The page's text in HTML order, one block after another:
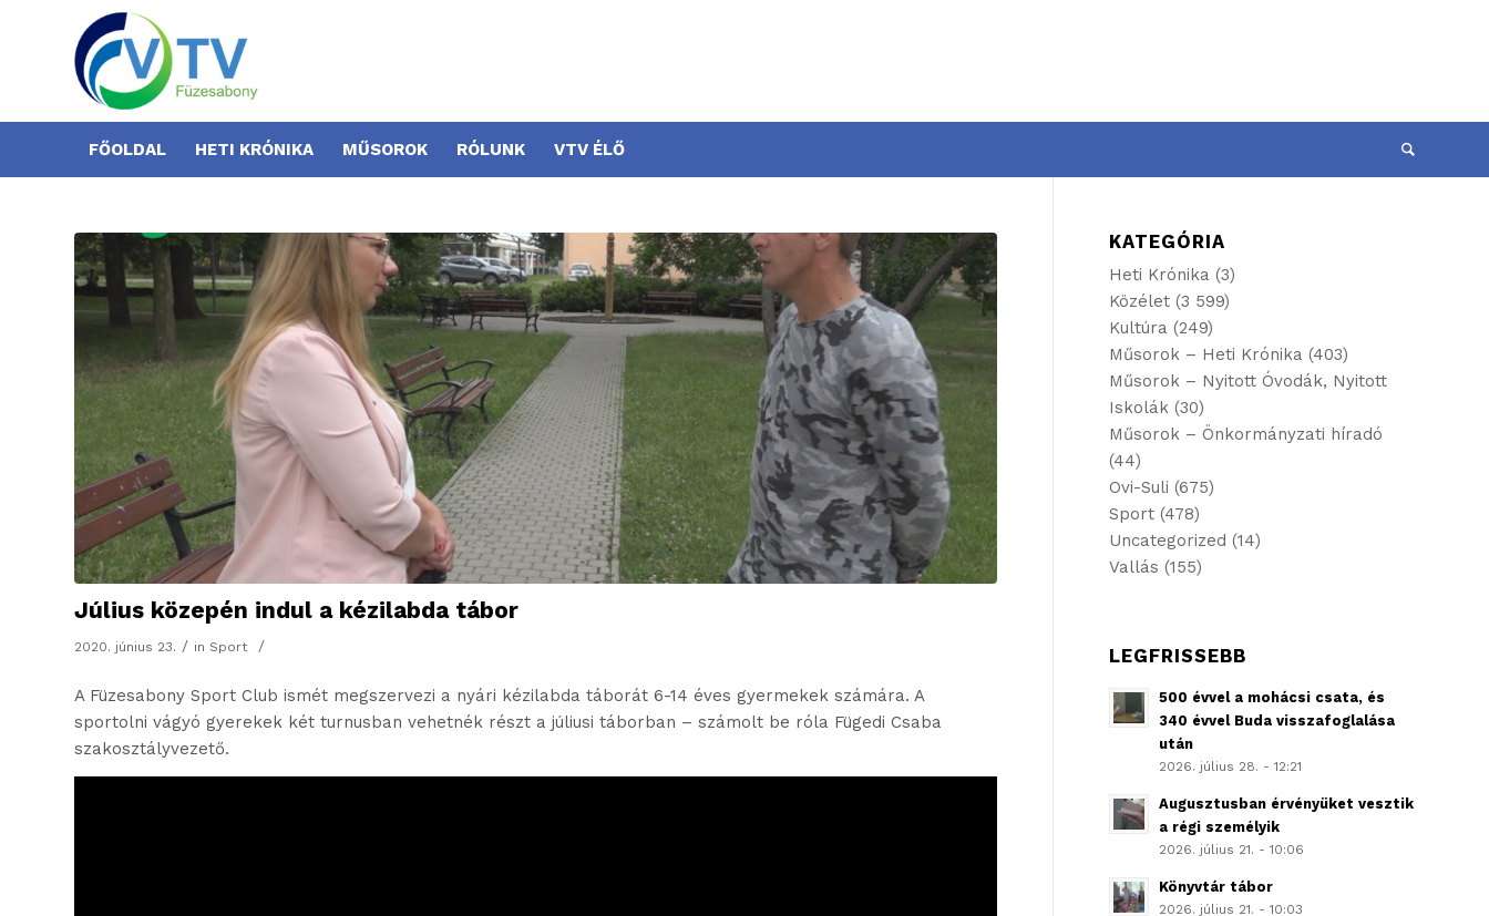
FŐOLDAL HETI KRÓNIKA MŰSOROK RÓLUNK VTV ÉLŐ
Július közepén indul a kézilabda tábor
2020. június 23. / in Sport /
A Füzesabony Sport Club ismét megszervezi a nyári kézilabda táborát 6-14 éves gyermekek számára. A
sportolni vágyó gyerekek két turnusban vehetnék részt a júliusi táborban – számolt be róla Fügedi Csaba
szakosztályvezető.
KATEGÓRIA
Heti Krónika (3)
Közélet (3 599)
Kultúra (249)
Műsorok – Heti Krónika (403)
Műsorok – Nyitott Óvodák, Nyitott
Iskolák (30)
Műsorok – Önkormányzati híradó
(44)
Ovi-Suli (675)
Sport (478)
Uncategorized (14)
Vallás (155)
LEGFRISSEBB
500 évvel a mohácsi csata, és
340 évvel Buda visszafoglalása
után
2026. július 28. - 12:21
Augusztusban érvényüket vesztik
a régi személyik
2026. július 21. - 10:06
Könyvtár tábor
2026. július 21. - 10:03